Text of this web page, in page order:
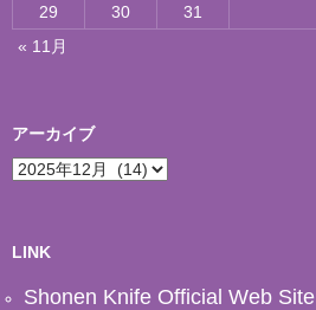
29
30
31
« 11月
アーカイブ
ア
ブ
LINK
Shonen Knife Official Web Site